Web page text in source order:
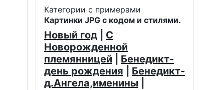
Категории с примерами
Картинки JPG с кодом и стилями.
Новый год
С
Новорожденной
племянницей
Бенедикт-
день рождения
Бенедикт-
д.Ангела,именины